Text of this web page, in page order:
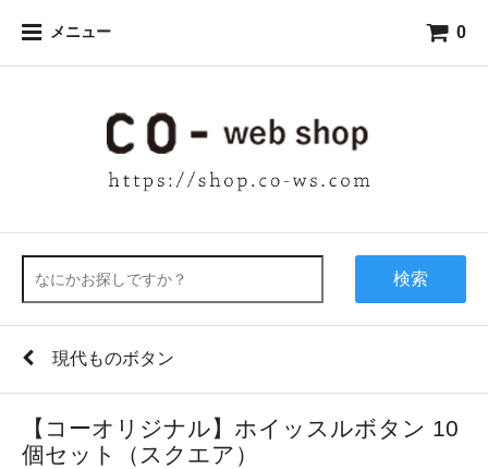
メニュー 0
検索
現代ものボタン
【コーオリジナル】ホイッスルボタン 10
個セット（スクエア）